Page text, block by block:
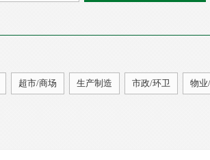
超市/商场 生产制造 市政/环卫 物业